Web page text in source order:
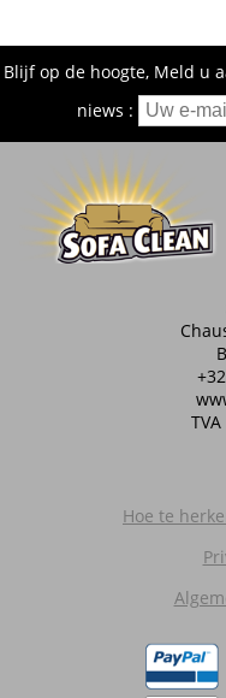
Blijf op de hoogte, Meld u
niews :
Hoe te